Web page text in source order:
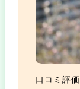
口コミ評価